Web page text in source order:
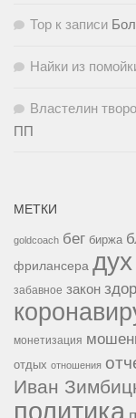
Тор к записи
Найки из
Властелин
ПП
МЕТКИ
goldcoach бег биржа
фрилансера дух
забавное закон
монетизация
отдых отношения
Иван
политика